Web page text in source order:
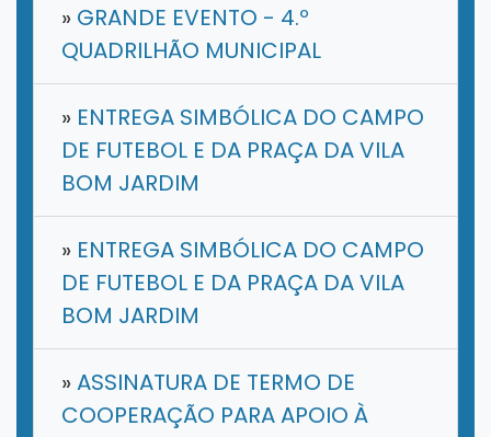
» GRANDE EVENTO - 4.º
QUADRILHÃO MUNICIPAL
» ENTREGA SIMBÓLICA DO CAMPO
DE FUTEBOL E DA PRAÇA DA VILA
BOM JARDIM
» ENTREGA SIMBÓLICA DO CAMPO
DE FUTEBOL E DA PRAÇA DA VILA
BOM JARDIM
»ASSINATURA DE TERMO DE
COOPERAÇÃO PARA APOIO À